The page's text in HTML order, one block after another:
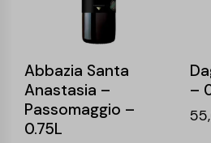
Abbazia Santa
Anastasia –
Passomaggio –
0.75L
–